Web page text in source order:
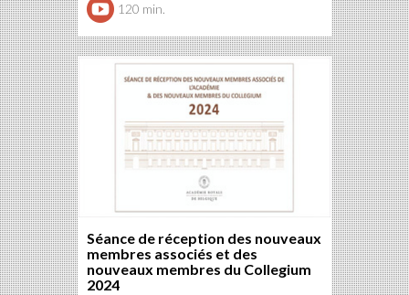
120 min.
Séance de réception des nouveaux
membres associés et des
nouveaux membres du Collegium
2024